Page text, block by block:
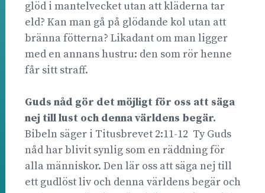
glöd i mantelvecket utan att kläderna tar
eld? Kan man gå på glödande kol utan att
bränna fötterna? Likadant om man ligger
med en annans hustru: den som rör henne
får sitt straff.
Guds nåd gör det möjligt för oss att säga
nej till lust och denna världens begär.
Bibeln säger i Titusbrevet 2:11-12 Ty Guds
nåd har blivit synlig som en räddning för
alla människor. Den lär oss att säga nej till
ett gudlöst liv och denna världens begär och